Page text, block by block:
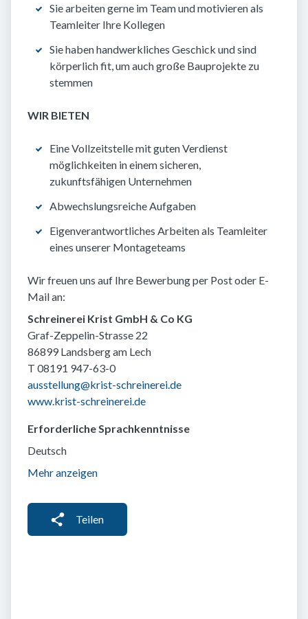
Sie arbeiten gerne im Team und motivieren als
Teamleiter Ihre Kollegen
Sie haben handwerkliches Geschick und sind
körperlich fit, um auch große Bauprojekte zu
stemmen
WIR BIETEN
Eine Vollzeitstelle mit guten Verdienst
möglichkeiten in einem sicheren,
zukunftsfähigen Unternehmen
Abwechslungsreiche Aufgaben
Eigenverantwortliches Arbeiten als Teamleiter
eines unserer Montageteams
Wir freuen uns auf Ihre Bewerbung per Post oder E-
Mail an:
Schreinerei Krist GmbH & Co KG
Graf-Zeppelin-Strasse 22
86899 Landsberg am Lech
T 08191 947-63-0
ausstellung@krist-schreinerei.de
www.krist-schreinerei.de
Erforderliche Sprachkenntnisse
Deutsch
Mehr anzeigen
Teilen